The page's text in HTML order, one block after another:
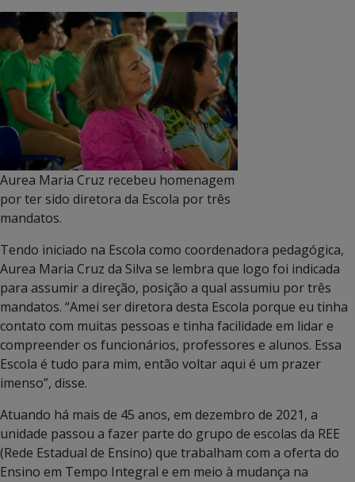
Aurea Maria Cruz recebeu homenagem
por ter sido diretora da Escola por três
mandatos.
Tendo iniciado na Escola como coordenadora pedagógica,
Aurea Maria Cruz da Silva se lembra que logo foi indicada
para assumir a direção, posição a qual assumiu por três
mandatos. “Amei ser diretora desta Escola porque eu tinha
contato com muitas pessoas e tinha facilidade em lidar e
compreender os funcionários, professores e alunos. Essa
Escola é tudo para mim, então voltar aqui é um prazer
imenso”, disse.
Atuando há mais de 45 anos, em dezembro de 2021, a
unidade passou a fazer parte do grupo de escolas da REE
(Rede Estadual de Ensino) que trabalham com a oferta do
Ensino em Tempo Integral e em meio à mudança na